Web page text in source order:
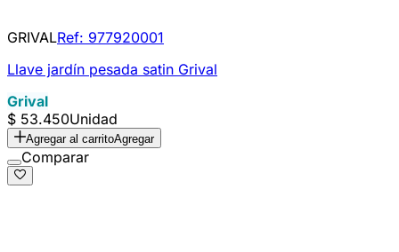
GRIVALRef: 977920001
Llave jardín pesada satin Grival
Grival
$ 53.450Unidad
Agregar al carritoAgregar
Comparar